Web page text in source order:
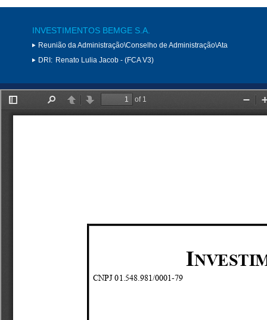
INVESTIMENTOS BEMGE S.A.
Reunião da Administração\Conselho de Administração\Ata
DRI: Renato Lulia Jacob - (FCA V3)